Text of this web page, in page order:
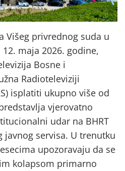
Višeg privrednog suda u
maja 2026. godine,
Bosne i
Radioteleviziji
isplatiti ukupno više od
vjerovatno
udar na BHRT
javnog servisa. U trenutku
upozoravaju da se
kolapsom primarno